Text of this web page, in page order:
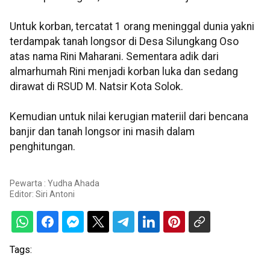
Untuk korban, tercatat 1 orang meninggal dunia yakni
terdampak tanah longsor di Desa Silungkang Oso
atas nama Rini Maharani. Sementara adik dari
almarhumah Rini menjadi korban luka dan sedang
dirawat di RSUD M. Natsir Kota Solok.
Kemudian untuk nilai kerugian materiil dari bencana
banjir dan tanah longsor ini masih dalam
penghitungan.
Pewarta : Yudha Ahada
Editor: Siri Antoni
Tags: